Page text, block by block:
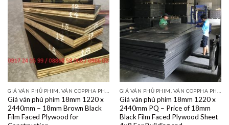
Giá ván phủ phim 18mm 1220 x
2440mm – 18mm Brown Black
Film Faced Plywood for
Giá ván phủ phim 18mm 1220 x
2440mm PQ – Price of 18mm
Black Film Faced Plywood Sheet